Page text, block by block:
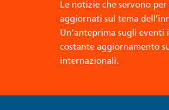
Le notizie che servono
aggiornati sul tema
Un’anteprima sugli
costante aggiornamento
internazionali.